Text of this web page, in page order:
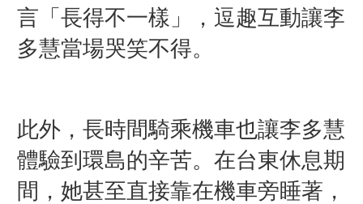
言「長得不一樣」，逗趣互動讓李
多慧當場哭笑不得。
此外，長時間騎乘機車也讓李多慧
體驗到環島的辛苦。在台東休息期
間，她甚至直接靠在機車旁睡著，